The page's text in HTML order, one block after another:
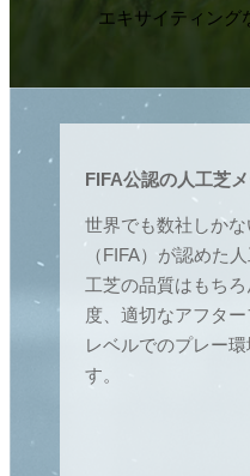
エキサイティング
FIFA公認の人工芝
世界でも数社しか
（FIFA）が認めた
工芝の品質はもち
度、適切なアフタ
レベルでのプレー
す。